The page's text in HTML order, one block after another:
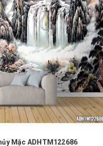
Mặc ADHTM122686